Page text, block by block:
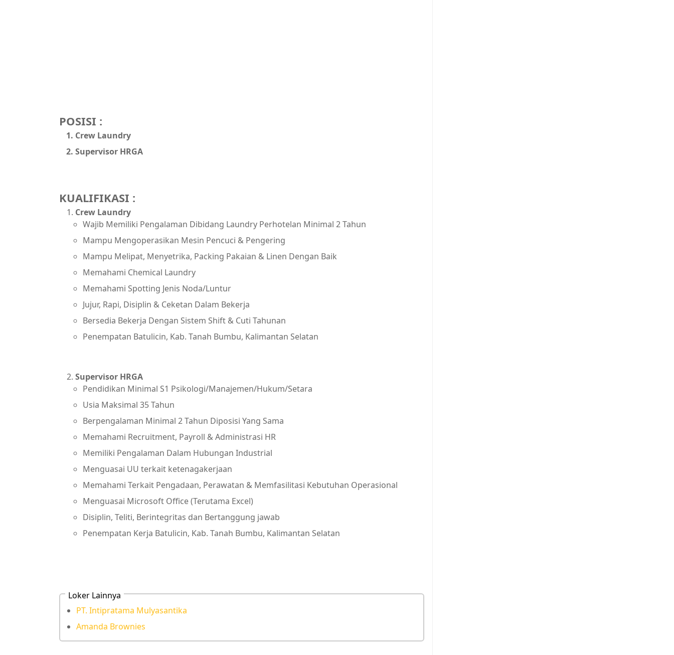
POSISI :
Crew Laundry
Supervisor HRGA
KUALIFIKASI :
Crew Laundry
Wajib Memiliki Pengalaman Dibidang Laundry Perhotelan Minimal 2 Tahun
Mampu Mengoperasikan Mesin Pencuci & Pengering
Mampu Melipat, Menyetrika, Packing Pakaian & Linen Dengan Baik
Memahami Chemical Laundry
Memahami Spotting Jenis Noda/Luntur
Jujur, Rapi, Disiplin & Ceketan Dalam Bekerja
Bersedia Bekerja Dengan Sistem Shift & Cuti Tahunan
Penempatan Batulicin, Kab. Tanah Bumbu, Kalimantan Selatan
Supervisor HRGA
Pendidikan Minimal S1 Psikologi/Manajemen/Hukum/Setara
Usia Maksimal 35 Tahun
Berpengalaman Minimal 2 Tahun Diposisi Yang Sama
Memahami Recruitment, Payroll & Administrasi HR
Memiliki Pengalaman Dalam Hubungan Industrial
Menguasai UU terkait ketenagakerjaan
Memahami Terkait Pengadaan, Perawatan & Memfasilitasi Kebutuhan Operasional
Menguasai Microsoft Office (Terutama Excel)
Disiplin, Teliti, Berintegritas dan Bertanggung jawab
Penempatan Kerja Batulicin, Kab. Tanah Bumbu, Kalimantan Selatan
Loker Lainnya
PT. Intipratama Mulyasantika
Amanda Brownies